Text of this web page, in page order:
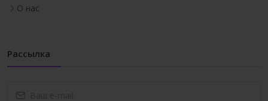
О нас
Рассылка